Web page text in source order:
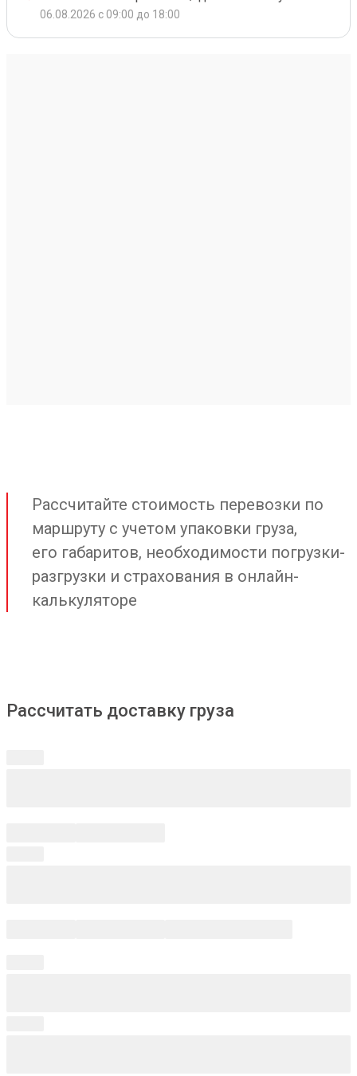
06.08.2026 с 09:00 до 18:00
Рассчитайте стоимость перевозки по
маршруту с учетом упаковки груза,
его габаритов, необходимости погрузки-
разгрузки и страхования в онлайн-
калькуляторе
Рассчитать доставку груза